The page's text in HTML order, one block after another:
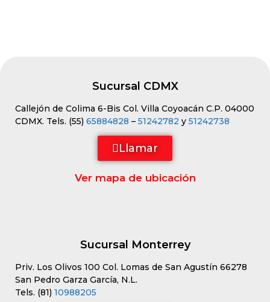
Sucursal CDMX
Callejón de Colima 6-Bis Col. Villa Coyoacán C.P. 04000
CDMX. Tels. (55) 65884828 – 51242782 y 51242738
Llamar
Ver mapa de ubicación
Sucursal Monterrey
Priv. Los Olivos 100 Col. Lomas de San Agustín 66278
San Pedro Garza García, N.L.
Tels. (81) 10988205